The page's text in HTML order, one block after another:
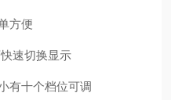
方便
速切换显示
有十个档位可调